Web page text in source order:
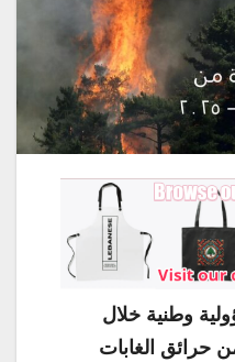
وطنية خلال
حرائق الغابات